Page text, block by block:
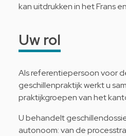
kan uitdrukken in het Frans
Uw rol
Als referentiepersoon voor
geschillenpraktijk werkt u
praktijkgroepen van het
U behandelt
autonoom: van de